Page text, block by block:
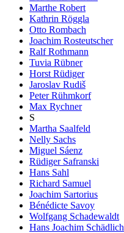
Marthe Robert
Kathrin Röggla
Otto Rombach
Joachim Rosteutscher
Ralf Rothmann
Tuvia Rübner
Horst Rüdiger
Jaroslav Rudiš
Peter Rühmkorf
Max Rychner
S
Martha Saalfeld
Nelly Sachs
Miguel Sáenz
Rüdiger Safranski
Hans Sahl
Richard Samuel
Joachim Sartorius
Bénédicte Savoy
Wolfgang Schadewaldt
Hans Joachim Schädlich